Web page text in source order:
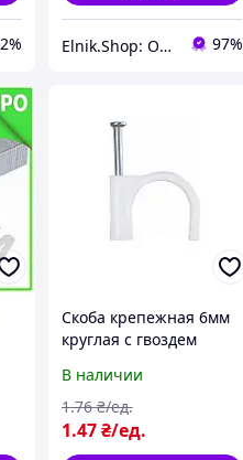
Elnik.Shop: Оптово-розничная компания 97%
Скоба крепежная 6мм
круглая с гвоздем
шт.) [51600] Express
ДКС
В наличии
1.47 ₴/ед.
1.76 ₴/ед.